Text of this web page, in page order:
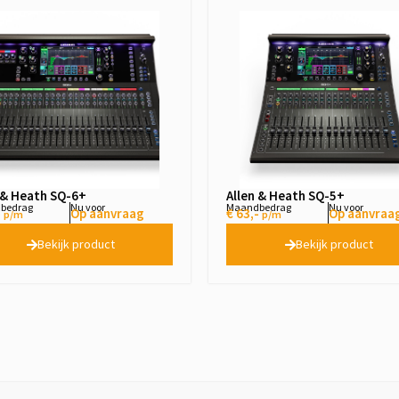
Heath SQ-6+
p/m
Nu voor
Op aanvraag
Bekijk product
Allen & Heath SQ-5+
Maandbedrag
€ 63,-p/m
Nu voor
Op
Bekijk product